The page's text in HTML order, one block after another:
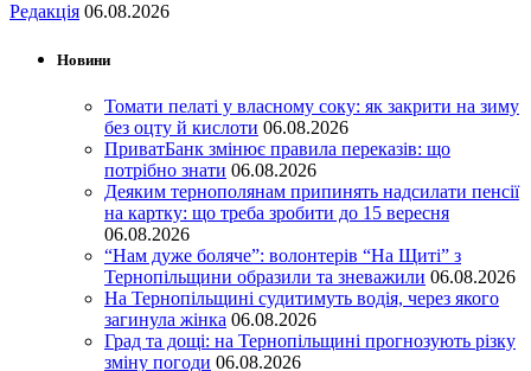
Редакція 06.08.2026
Новини
Томати пелаті у власному соку: як закрити на зиму
без оцту й кислоти 06.08.2026
ПриватБанк змінює правила переказів: що
потрібно знати 06.08.2026
Деяким тернополянам припинять надсилати пенсії
на картку: що треба зробити до 15 вересня
06.08.2026
“Нам дуже боляче”: волонтерів “На Щиті” з
Тернопільщини образили та зневажили 06.08.2026
На Тернопільщині судитимуть водія, через якого
загинула жінка 06.08.2026
Град та дощі: на Тернопільщині прогнозують різку
зміну погоди 06.08.2026